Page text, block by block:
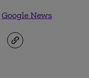
Google News